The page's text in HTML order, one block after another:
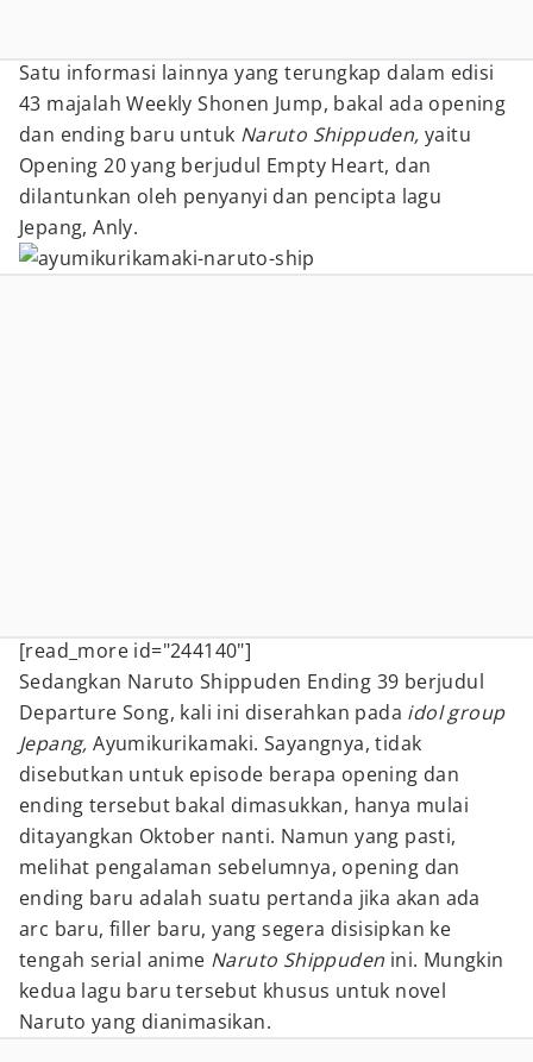
Satu informasi lainnya yang terungkap dalam edisi
43 majalah Weekly Shonen Jump, bakal ada opening
dan ending baru untuk Naruto Shippuden,yaitu
Opening 20 yang berjudul Empty Heart, dan
dilantunkan oleh penyanyi dan pencipta lagu
Jepang, Anly.
[read_more id="244140"]
Sedangkan Naruto Shippuden Ending 39 berjudul
Departure Song, kali ini diserahkan pada idol group
Jepang,Ayumikurikamaki. Sayangnya, tidak
disebutkan untuk episode berapa opening dan
ending tersebut bakal dimasukkan, hanya mulai
ditayangkan Oktober nanti. Namun yang pasti,
melihat pengalaman sebelumnya, opening dan
ending baru adalah suatu pertanda jika akan ada
arc baru, filler baru, yang segera disisipkan ke
tengah serial anime Naruto Shippuden ini. Mungkin
kedua lagu baru tersebut khusus untuk novel
Naruto yang dianimasikan.